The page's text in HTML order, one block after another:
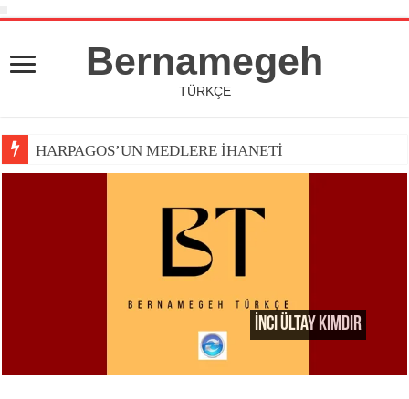
Bernamegeh
TÜRKÇE
HARPAGOS’UN MEDLERE İHANETİ
İnci Ültay Kimdir